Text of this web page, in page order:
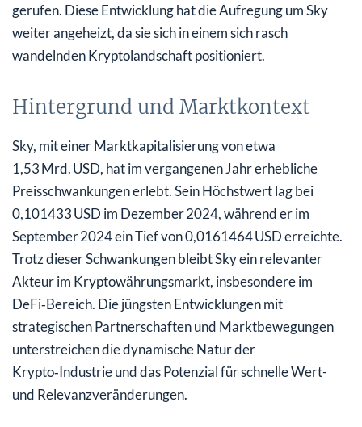
gerufen. Diese Entwicklung hat die Aufregung um Sky
weiter angeheizt, da sie sich in einem sich rasch
wandelnden Kryptolandschaft positioniert.
Hintergrund und Marktkontext
Sky, mit einer Marktkapitalisierung von etwa
1,53 Mrd. USD, hat im vergangenen Jahr erhebliche
Preisschwankungen erlebt. Sein Höchstwert lag bei
0,101433 USD im Dezember 2024, während er im
September 2024 ein Tief von 0,0161464 USD erreichte.
Trotz dieser Schwankungen bleibt Sky ein relevanter
Akteur im Kryptowährungsmarkt, insbesondere im
DeFi‑Bereich. Die jüngsten Entwicklungen mit
strategischen Partnerschaften und Marktbewegungen
unterstreichen die dynamische Natur der
Krypto‑Industrie und das Potenzial für schnelle Wert-
und Relevanzveränderungen.